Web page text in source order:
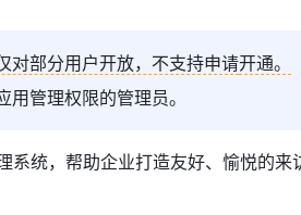
对部分用户开放，不支持申请开通。
管理权限的管理员。
统，帮助企业打造友好、愉悦的来